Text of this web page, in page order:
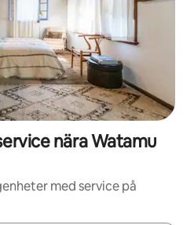
nära Watamu
med service på